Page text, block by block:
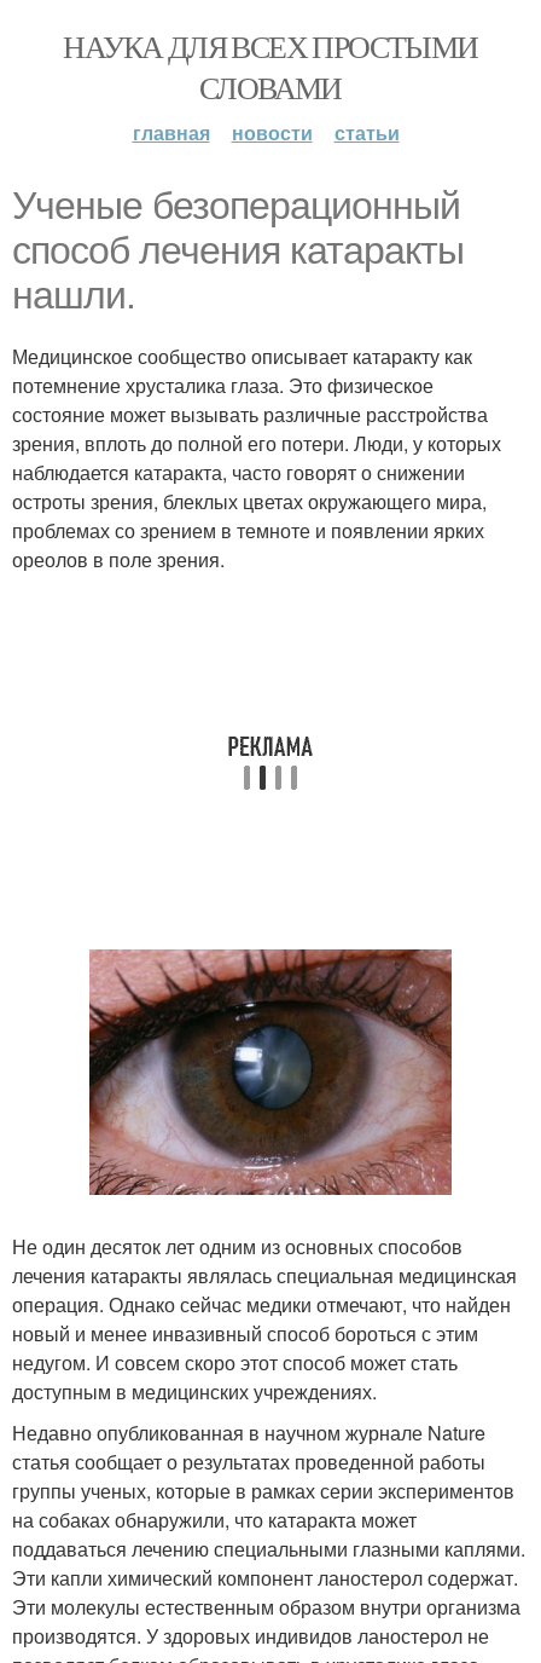
НАУКА ДЛЯ ВСЕХ ПРОСТЫМИ
СЛОВАМИ
главная новости статьи
Ученые безоперационный
способ лечения катаракты
нашли.
Медицинское сообщество описывает катаракту как
потемнение хрусталика глаза. Это физическое
состояние может вызывать различные расстройства
зрения, вплоть до полной его потери. Люди, у которых
наблюдается катаракта, часто говорят о снижении
остроты зрения, блеклых цветах окружающего мира,
проблемах со зрением в темноте и появлении ярких
ореолов в поле зрения.
Не один десяток лет одним из основных способов
лечения катаракты являлась специальная медицинская
операция. Однако сейчас медики отмечают, что найден
новый и менее инвазивный способ бороться с этим
недугом. И совсем скоро этот способ может стать
доступным в медицинских учреждениях.
Недавно опубликованная в научном журнале Nature
статья сообщает о результатах проведенной работы
группы ученых, которые в рамках серии экспериментов
на собаках обнаружили, что катаракта может
поддаваться лечению специальными глазными каплями.
Эти капли химический компонент ланостерол содержат.
Эти молекулы естественным образом внутри организма
производятся. У здоровых индивидов ланостерол не